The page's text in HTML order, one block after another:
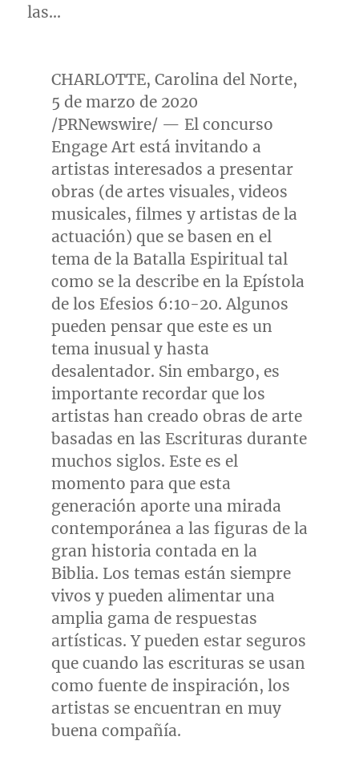
las…
CHARLOTTE, Carolina del Norte,
5 de marzo de 2020
/PRNewswire/ — El concurso
Engage Art está invitando a
artistas interesados a presentar
obras (de artes visuales, videos
musicales, filmes y artistas de la
actuación) que se basen en el
tema de la Batalla Espiritual tal
como se la describe en la Epístola
de los Efesios 6:10-20. Algunos
pueden pensar que este es un
tema inusual y hasta
desalentador. Sin embargo, es
importante recordar que los
artistas han creado obras de arte
basadas en las Escrituras durante
muchos siglos. Este es el
momento para que esta
generación aporte una mirada
contemporánea a las figuras de la
gran historia contada en la
Biblia. Los temas están siempre
vivos y pueden alimentar una
amplia gama de respuestas
artísticas. Y pueden estar seguros
que cuando las escrituras se usan
como fuente de inspiración, los
artistas se encuentran en muy
buena compañía.